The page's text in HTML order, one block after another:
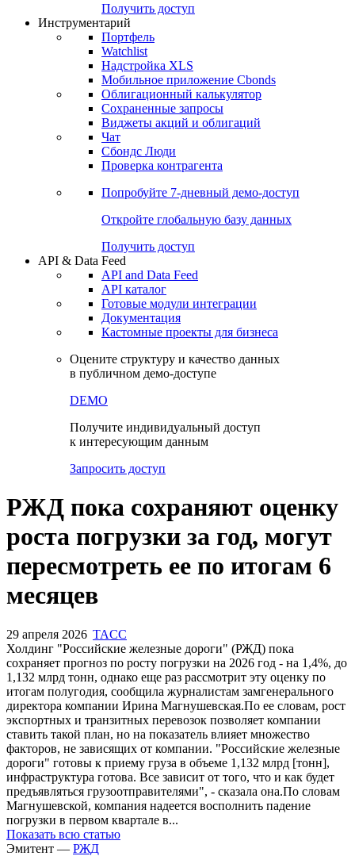
Получить доступ
Инструментарий
Портфель
Watchlist
Надстройка XLS
Мобильное приложение Cbonds
Облигационный калькулятор
Сохраненные запросы
Виджеты акций и облигаций
Чат
Сбондс Люди
Проверка контрагента
Попробуйте 7-дневный демо-доступ
Откройте глобальную базу данных
Получить доступ
API & Data Feed
API and Data Feed
API каталог
Готовые модули интеграции
Документация
Кастомные проекты для бизнеса
Оцените структуру и качество данных
в публичном демо-доступе
DEMO
Получите индивидуальный доступ
к интересующим данным
Запросить доступ
РЖД пока сохраняют оценку
роста погрузки за год, могут
пересмотреть ее по итогам 6
месяцев
29 апреля 2026 TACC
Холдинг "Российские железные дороги" (РЖД) пока
сохраняет прогноз по росту погрузки на 2026 год - на 1,4%, до
1,132 млрд тонн, однако еще раз рассмотрит эту оценку по
итогам полугодия, сообщила журналистам замгенерального
директора компании Ирина Магнушевская.По ее словам, рост
экспортных и транзитных перевозок позволяет компании
ставить такой план, но на показатель влияет множество
факторов, не зависящих от компании. "Российские железные
дороги" готовы к приему груза в объеме 1,132 млрд [тонн],
инфраструктура готова. Все зависит от того, что и как будет
предъявляться грузоотправителями", - сказала она.По словам
Магнушевской, компания надеется восполнить падение
погрузки в первом квартале в...
Показать всю статью
Эмитент — РЖД